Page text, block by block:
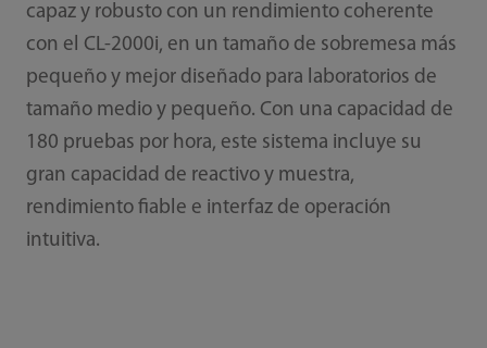
capaz y robusto con un rendimiento coherente
con el CL-2000i, en un tamaño de sobremesa más
pequeño y mejor diseñado para laboratorios de
tamaño medio y pequeño. Con una capacidad de
180 pruebas por hora, este sistema incluye su
gran capacidad de reactivo y muestra,
rendimiento fiable e interfaz de operación
intuitiva.